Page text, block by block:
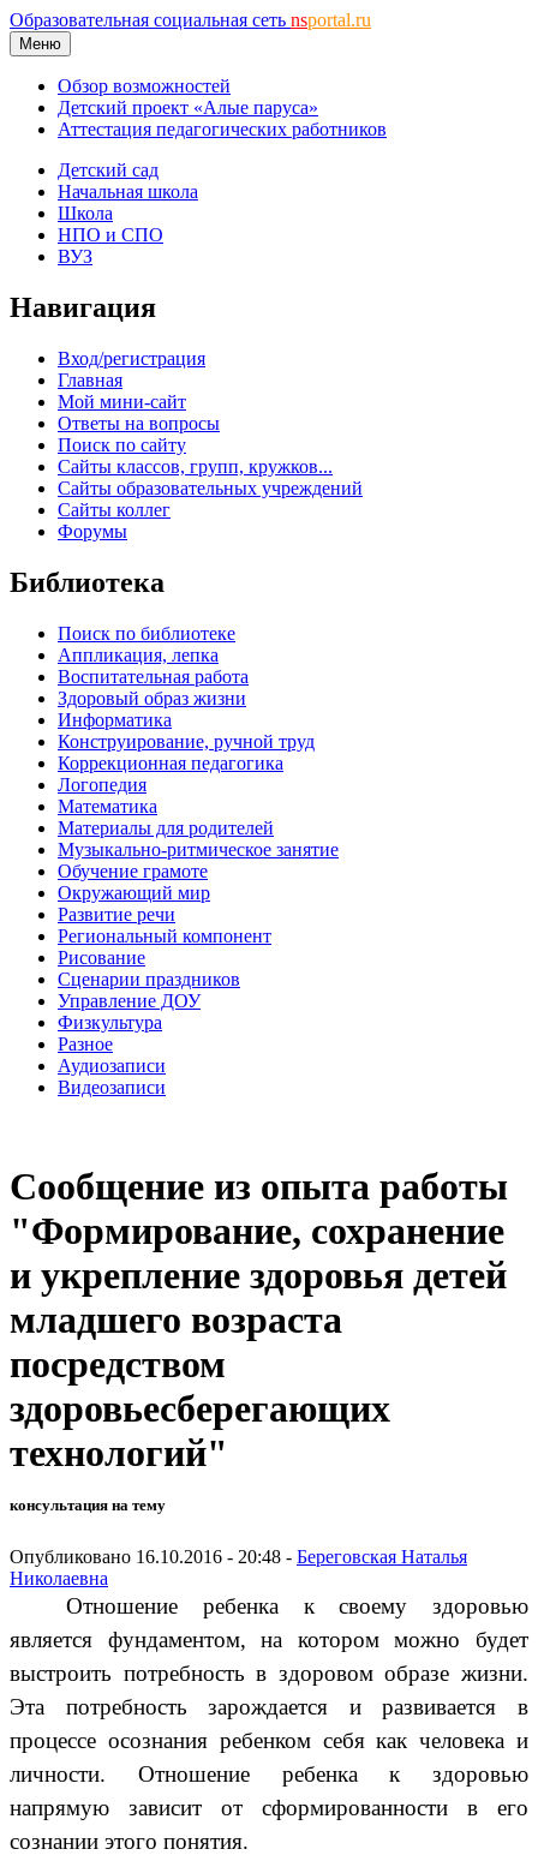
Образовательная социальная сеть nsportal.ru
Меню
Обзор возможностей
Детский проект «Алые паруса»
Аттестация педагогических работников
Детский сад
Начальная школа
Школа
НПО и СПО
ВУЗ
Навигация
Вход/регистрация
Главная
Мой мини-сайт
Ответы на вопросы
Поиск по сайту
Сайты классов, групп, кружков...
Сайты образовательных учреждений
Сайты коллег
Форумы
Библиотека
Поиск по библиотеке
Аппликация, лепка
Воспитательная работа
Здоровый образ жизни
Информатика
Конструирование, ручной труд
Коррекционная педагогика
Логопедия
Математика
Материалы для родителей
Музыкально-ритмическое занятие
Обучение грамоте
Окружающий мир
Развитие речи
Региональный компонент
Рисование
Сценарии праздников
Управление ДОУ
Физкультура
Разное
Аудиозаписи
Видеозаписи
Сообщение из опыта работы
"Формирование, сохранение
и укрепление здоровья детей
младшего возраста
посредством
здоровьесберегающих
технологий"
консультация на тему
Опубликовано 16.10.2016 - 20:48 - Береговская Наталья
Николаевна
Отношение ребенка к своему здоровью
является фундаментом, на котором можно будет
выстроить потребность в здоровом образе жизни.
Эта потребность зарождается и развивается в
процессе осознания ребенком себя как человека и
личности. Отношение ребенка к здоровью
напрямую зависит от сформированности в его
сознании этого понятия.